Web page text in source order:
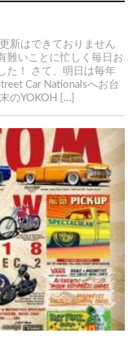
新はできておりません
難いことに忙しく毎日お
た！ さて、明日は毎年
Car Nationalsへお台
のYOKOH […]